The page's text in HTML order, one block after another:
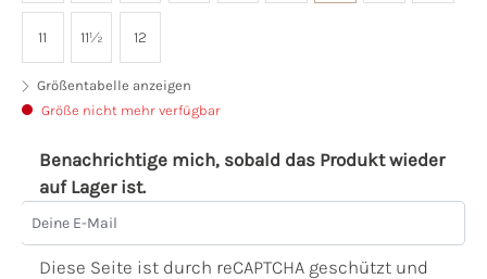
11 11½ 12
Größentabelle anzeigen
Größe nicht mehr verfügbar
Benachrichtige mich, sobald das Produkt wieder
auf Lager ist.
Deine E-Mail
Diese Seite ist durch reCAPTCHA geschützt und